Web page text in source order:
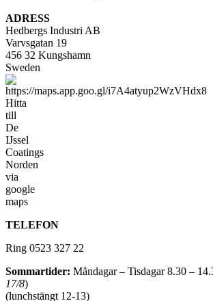
ADRESS
Hedbergs Industri AB
Varvsgatan 19
456 32 Kungshamn
Sweden
TELEFON
Ring 0523 327 22
Sommartider: Måndagar – Tisdagar 8.30 –
17/8)
(lunchstängt 12-13)